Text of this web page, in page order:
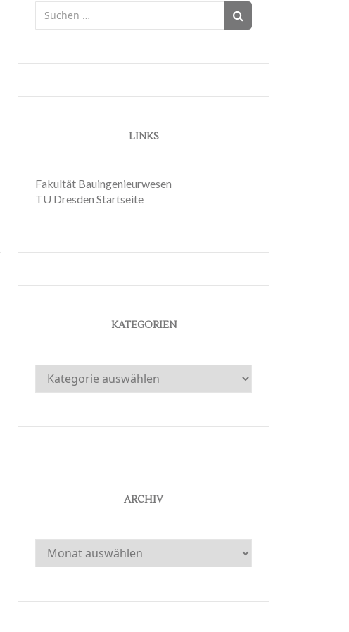
nach:
LINKS
Fakultät Bauingenieurwesen
TU Dresden Startseite
KATEGORIEN
Kategorien
ARCHIV
Archiv